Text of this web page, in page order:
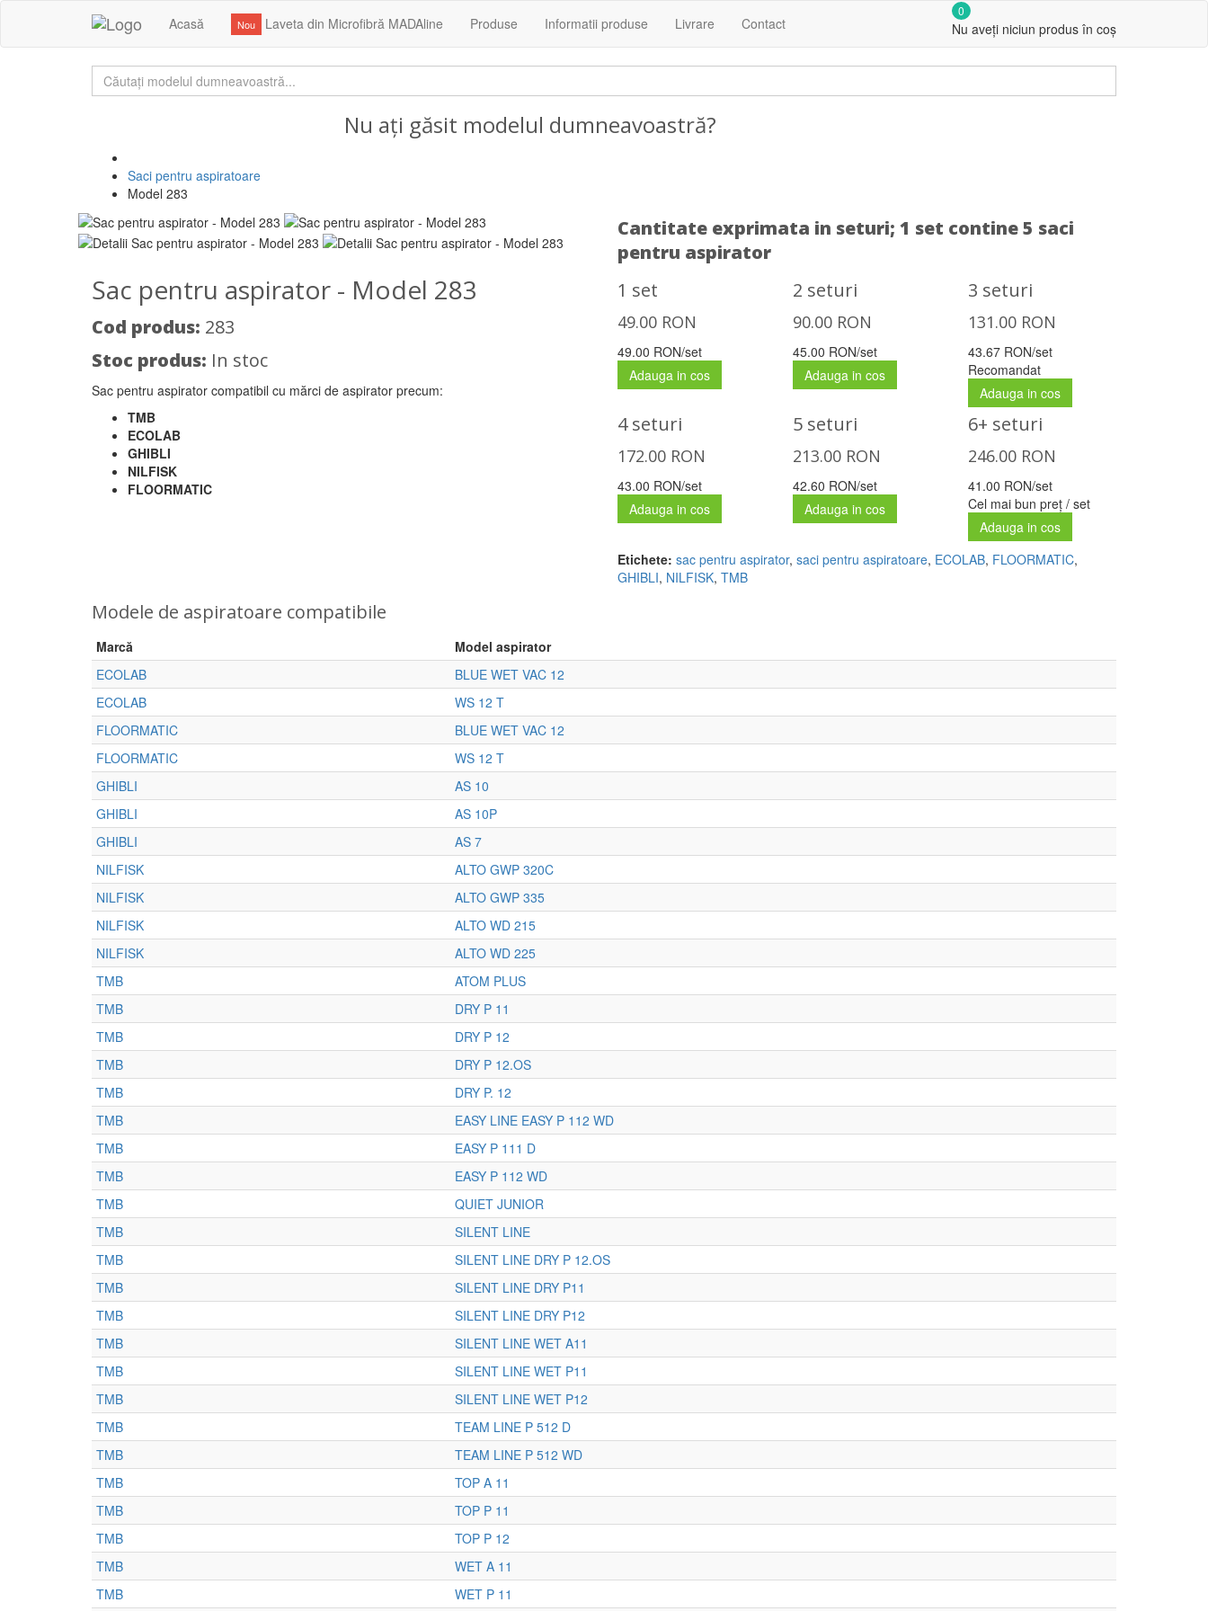
0
Nu aveți niciun produs în coș
Acasă Nou Laveta din Microfibră MADAline Produse Informatii produse Livrare Contact
Nu ați găsit modelul dumneavoastră?
Saci pentru aspiratoare
Model 283
Sac pentru aspirator - Model 283
Cod produs: 283
Stoc produs: In stoc
Sac pentru aspirator compatibil cu mărci de aspirator precum:
TMB
ECOLAB
GHIBLI
NILFISK
FLOORMATIC
Cantitate exprimata in seturi; 1 set contine 5 saci
pentru aspirator
1 set
49.00 RON
49.00 RON/set
Adauga in cos
2 seturi
90.00 RON
45.00 RON/set
Adauga in cos
3 seturi
131.00 RON
43.67 RON/set
Recomandat
Adauga in cos
4 seturi
172.00 RON
43.00 RON/set
Adauga in cos
5 seturi
213.00 RON
42.60 RON/set
Adauga in cos
6+ seturi
246.00 RON
41.00 RON/set
Cel mai bun preț / set
Adauga in cos
Etichete: sac pentru aspirator, saci pentru aspiratoare, ECOLAB, FLOORMATIC,
GHIBLI, NILFISK, TMB
Modele de aspiratoare compatibile
Marcă
Model aspirator
ECOLAB
BLUE WET VAC 12
ECOLAB
WS 12 T
FLOORMATIC
BLUE WET VAC 12
FLOORMATIC
WS 12 T
GHIBLI
AS 10
GHIBLI
AS 10P
GHIBLI
AS 7
NILFISK
ALTO GWP 320C
NILFISK
ALTO GWP 335
NILFISK
ALTO WD 215
NILFISK
ALTO WD 225
TMB
ATOM PLUS
TMB
DRY P 11
TMB
DRY P 12
TMB
DRY P 12.OS
TMB
DRY P. 12
TMB
EASY LINE EASY P 112 WD
TMB
EASY P 111 D
TMB
EASY P 112 WD
TMB
QUIET JUNIOR
TMB
SILENT LINE
TMB
SILENT LINE DRY P 12.OS
TMB
SILENT LINE DRY P11
TMB
SILENT LINE DRY P12
TMB
SILENT LINE WET A11
TMB
SILENT LINE WET P11
TMB
SILENT LINE WET P12
TMB
TEAM LINE P 512 D
TMB
TEAM LINE P 512 WD
TMB
TOP A 11
TMB
TOP P 11
TMB
TOP P 12
TMB
WET A 11
TMB
WET P 11